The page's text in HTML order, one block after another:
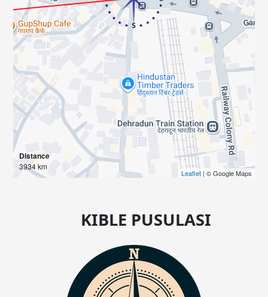
Distance
3934 km
Leaflet| © Google Maps
KIBLE PUSULASI